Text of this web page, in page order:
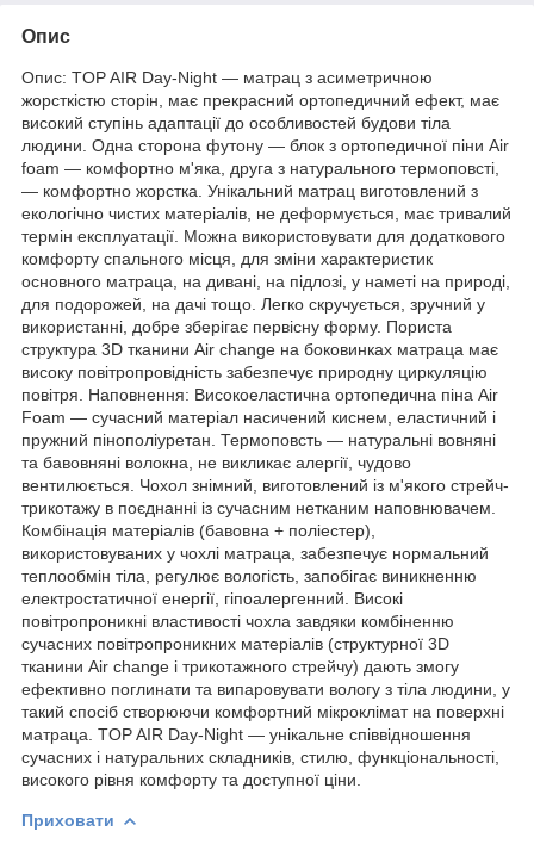
Опис
Опис: TOP AIR Day-Night — матрац з асиметричною
жорсткістю сторін, має прекрасний ортопедичний ефект, має
високий ступінь адаптації до особливостей будови тіла
людини. Одна сторона футону — блок з ортопедичної піни Air
foam — комфортно м'яка, друга з натурального термоповсті,
— комфортно жорстка. Унікальний матрац виготовлений з
екологічно чистих матеріалів, не деформується, має тривалий
термін експлуатації. Можна використовувати для додаткового
комфорту спального місця, для зміни характеристик
основного матраца, на дивані, на підлозі, у наметі на природі,
для подорожей, на дачі тощо. Легко скручується, зручний у
використанні, добре зберігає первісну форму. Пориста
структура 3D тканини Air change на боковинках матраца має
високу повітропровідність забезпечує природну циркуляцію
повітря. Наповнення: Високоеластична ортопедична піна Air
Foam — сучасний матеріал насичений киснем, еластичний і
пружний пінополіуретан. Термоповсть — натуральні вовняні
та бавовняні волокна, не викликає алергії, чудово
вентилюється. Чохол знімний, виготовлений із м'якого стрейч-
трикотажу в поєднанні із сучасним нетканим наповнювачем.
Комбінація матеріалів (бавовна + поліестер),
використовуваних у чохлі матраца, забезпечує нормальний
теплообмін тіла, регулює вологість, запобігає виникненню
електростатичної енергії, гіпоалергенний. Високі
повітропроникні властивості чохла завдяки комбіненню
сучасних повітропроникних матеріалів (структурної 3D
тканини Air change і трикотажного стрейчу) дають змогу
ефективно поглинати та випаровувати вологу з тіла людини, у
такий спосіб створюючи комфортний мікроклімат на поверхні
матраца. TOP AIR Day-Night — унікальне співвідношення
сучасних і натуральних складників, стилю, функціональності,
високого рівня комфорту та доступної ціни.
Приховати